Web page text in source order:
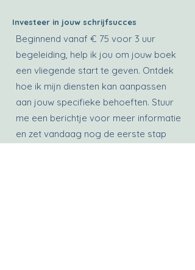
Investeer in jouw schrijfsucces
Beginnend vanaf € 75 voor 3 uur
begeleiding, help ik jou om jouw boek
een vliegende start te geven. Ontdek
hoe ik mijn diensten kan aanpassen
aan jouw specifieke behoeften. Stuur
me een berichtje voor meer informatie
en zet vandaag nog de eerste stap